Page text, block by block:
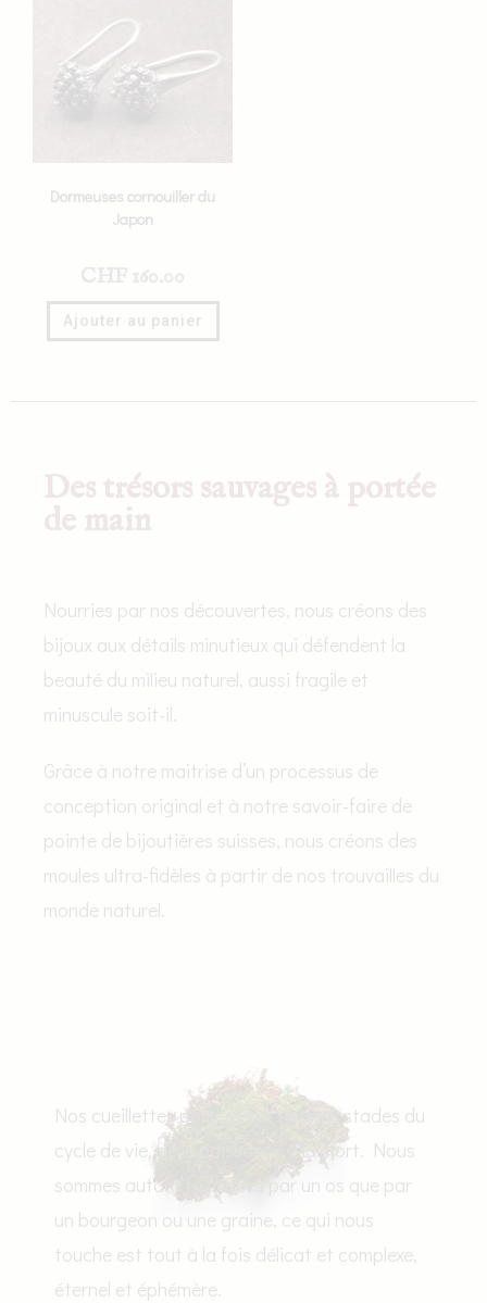
Dormeuses cornouiller du
Japon
Ajouter au panier
Des trésors sauvages à portée
de main
Nourries par nos découvertes, nous créons des
bijoux aux détails minutieux qui défendent la
beauté du milieu naturel, aussi fragile et
minuscule soit-il.
Grâce à notre maitrise d’un processus de
conception original et à notre savoir-faire de
pointe de bijoutières suisses, nous créons des
moules ultra-fidèles à partir de nos trouvailles du
monde naturel.
Nos cueillettes portent sur tous les stades du
cycle de vie, de la naissance à la mort. Nous
sommes autant fascinées par un os que par
un bourgeon ou une graine, ce qui nous
touche est tout à la fois délicat et complexe,
éternel et éphémère.